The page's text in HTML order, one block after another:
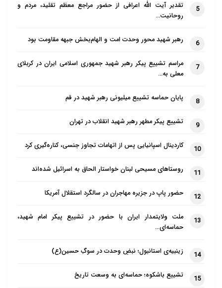
5
تقدیر آیت الله اعرافی از حضور مراجع معظم تقلید، مردم و
روحانیت…
6 رهبر شهید محور وحدت امت و الهام‌بخش جبهه مقاومت بود
7
مراسم تشییع پیکر رهبر شهید جمهوری اسلامی ایران در کربلای
معلی به…
8 پایان حماسه تشییع میلیونی رهبر شهید در قم
9 تشییع پیکر مطهر رهبر شهید انقلاب در تهران
10 کاردینال اسپانیایی پس از اتهامات تجاوز جنسی، کناره‌گیری کرد
11 روستاهای مسیحی لبنان خواستار الحاق به اسرائیل شده‌اند
12 حضور پاپ در جزیره مهاجران در سالگرد استقلال آمریکا
13
ملت ولایتمدار ایران با حضور در تشییع پیکر امام شهید،
حماسه‌ای…
14 زینبیه‌ی استانبول؛ نبضِ وحدت در سوگِ حسین(ع)
15 تشییع باشکوه؛ حماسه‌ای به وسعت تاریخ